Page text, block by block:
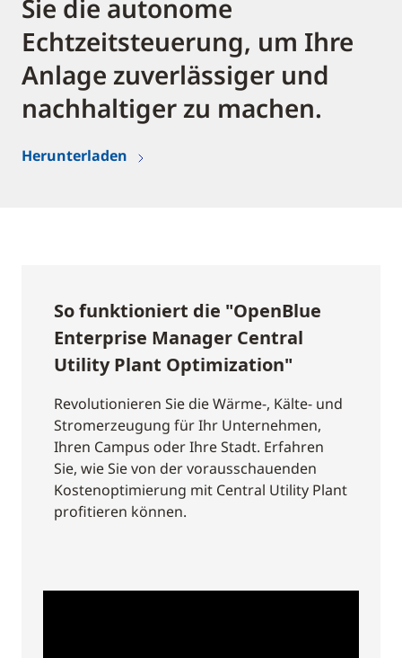
Sie die autonome
Echtzeitsteuerung, um Ihre
Anlage zuverlässiger und
nachhaltiger zu machen.
Herunterladen
So funktioniert die "OpenBlue
Enterprise Manager Central
Utility Plant Optimization"
Revolutionieren Sie die Wärme-, Kälte- und
Stromerzeugung für Ihr Unternehmen,
Ihren Campus oder Ihre Stadt. Erfahren
Sie, wie Sie von der vorausschauenden
Kostenoptimierung mit Central Utility Plant
profitieren können.